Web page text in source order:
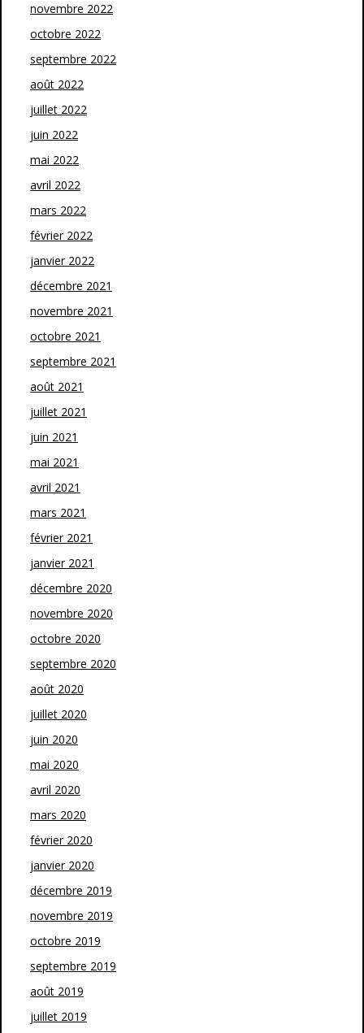
novembre 2022
octobre 2022
septembre 2022
août 2022
juillet 2022
juin 2022
mai 2022
avril 2022
mars 2022
février 2022
janvier 2022
décembre 2021
novembre 2021
octobre 2021
septembre 2021
août 2021
juillet 2021
juin 2021
mai 2021
avril 2021
mars 2021
février 2021
janvier 2021
décembre 2020
novembre 2020
octobre 2020
septembre 2020
août 2020
juillet 2020
juin 2020
mai 2020
avril 2020
mars 2020
février 2020
janvier 2020
décembre 2019
novembre 2019
octobre 2019
septembre 2019
août 2019
juillet 2019